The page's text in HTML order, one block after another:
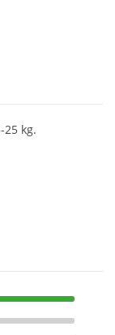
25 kg.